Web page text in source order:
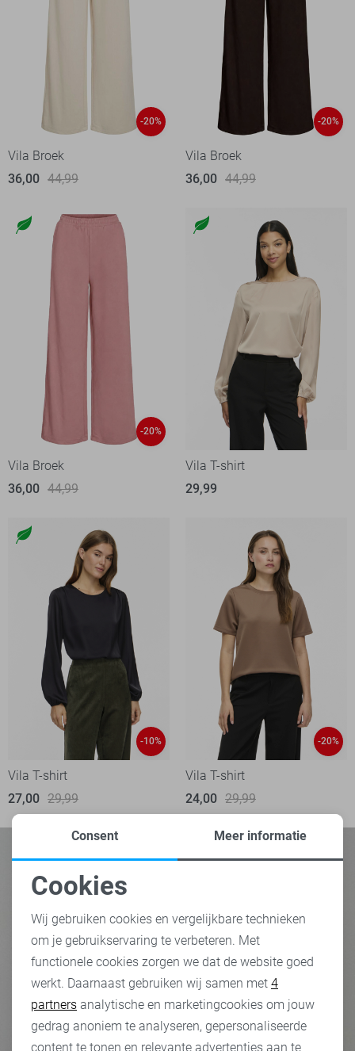
-20%
Vila Broek
36,00 44,99
-20%
Vila Broek
36,00 44,99
-20%
Vila Broek
36,00 44,99
Vila T-shirt
29,99
-10%
Vila T-shirt
27,00 29,99
-20%
Vila T-shirt
24,00 29,99
Noodzakelijke cookies
Personalisatie cookies
Analytische cookies
Marketing cookies
Consent Meer informatie
Cookies
Wij gebruiken cookies en vergelijkbare technieken
om je gebruikservaring te verbeteren. Met
functionele cookies zorgen we dat de website goed
werkt. Daarnaast gebruiken wij samen met 4
partners analytische en marketingcookies om jouw
gedrag anoniem te analyseren, gepersonaliseerde
content te tonen en relevante advertenties aan te